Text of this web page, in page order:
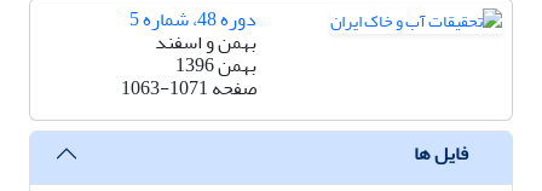
دوره 48، شماره 5
بهمن و اسفند
بهمن 1396
صفحه1063-1071
فایل ها